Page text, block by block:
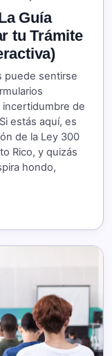
Guía
tu Trámite
puede sentirse
de
estás aquí, es
de la Ley 300
Rico, y quizás
hondo,